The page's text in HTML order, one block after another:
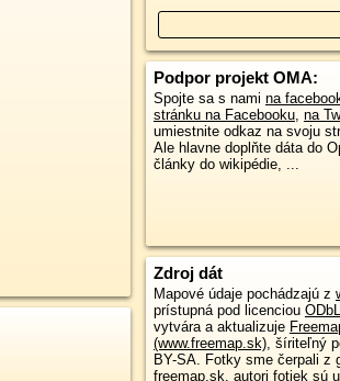
Podpor projekt OMA:
Spojte sa s nami na
stránku na Facebooku, na
umiestnite odkaz na svoju
Ale hlavne doplňte dáta do
články do wikipédie, ...
Zdroj dát
Mapové údaje pochádzajú z
prístupná pod licenciou ODbL
vytvára a aktualizuje
(www.freemap.sk), šíriteľný
BY-SA. Fotky sme čerpali z
freemap.sk, autori fotiek sú